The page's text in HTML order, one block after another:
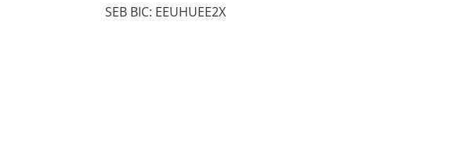
SEB BIC: EEUHUEE2X